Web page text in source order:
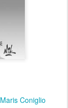
Coniglio